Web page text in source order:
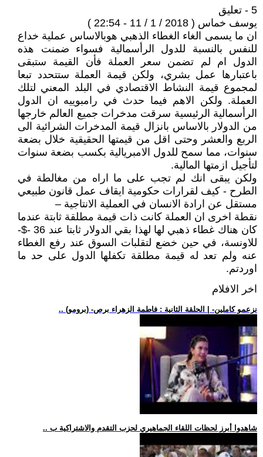
5 - تعليق
يوسف خماس ( 2018 / 1 / 11 - 22:54 )
ان ما يسمى الغاء الغطاء الذهبي هوبالاساس عملية خداع
للنفس بالنسبة للدول الرأسمالية فسواء ضمنت هذه
الدول ام لم تضمن سعر العملة فأن القيمة ستبقى
باعتبارها عمل بشري، ولكن قيمة العملة ستتحدد تبعا
لمجموع قيمة النشاط الاقتصادي في البلد المعني لتلك
العملة. ولكن الاهم فيما حدث في رامبوييه ان الدول
الرأسمالية الرئيسية سرقت مدخرات جميع العالم خارجها
من الدولار بالاساس بانزال قيمة المدخرات الشرائية الى
الربع والعشر وحتى اقل من قيمتها الحقيقية خلال بضعة
سنوات، مما سمح للدول الامبريالية بكسب بضعة سنوات
لتأجيل ازمتها المالية.
ولكن يبقى انك لم تجب على ما اراه من مغالطة في
الطرح - كيف لقرارات حكومية ايقاف عمل قانون طبيعي
مستقل عن ارادة الانسان في العملية الانتاجية –
نقطة اخرى ان العملة كانت ذات قيمة مطلقة ثابتة عندما
كان هناك غطاء ذهبي لها لهذا بقي الدولار ثابتا عند 36 -$-
للاونسة، في حين خضع لتقلبات السوق عند رفع الغطاء
عنه ولم تعد له قيمة مطلقة تكفلها الدول على حد ما
اوردتم.
اخر الافلام
.. (برومو) -نزعمو كاملين- | الحلقة الثانية : فاطمة الزهراء برص
.. شاهدوا أبرز لحظات اللقاء الجماهيري لحزب التقدم والاشتراكية ب